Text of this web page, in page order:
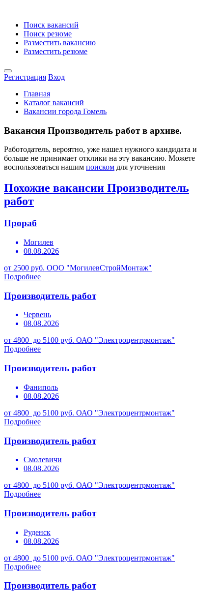
Поиск вакансий
Поиск резюме
Разместить вакансию
Разместить резюме
Регистрация Вход
Главная
Каталог вакансий
Вакансии города Гомель
Вакансия Производитель работ в архиве.
Работодатель, вероятно, уже нашел нужного кандидата и
больше не принимает отклики на эту вакансию. Можете
воспользоваться нашим поиском для уточнения
Похожие вакансии Производитель
работ
Прораб
Могилев
08.08.2026
от 2500 руб. ООО "МогилевСтройМонтаж"
Подробнее
Производитель работ
Червень
08.08.2026
от 4800 до 5100 руб. ОАО "Электроцентрмонтаж"
Подробнее
Производитель работ
Фаниполь
08.08.2026
от 4800 до 5100 руб. ОАО "Электроцентрмонтаж"
Подробнее
Производитель работ
Смолевичи
08.08.2026
от 4800 до 5100 руб. ОАО "Электроцентрмонтаж"
Подробнее
Производитель работ
Руденск
08.08.2026
от 4800 до 5100 руб. ОАО "Электроцентрмонтаж"
Подробнее
Производитель работ